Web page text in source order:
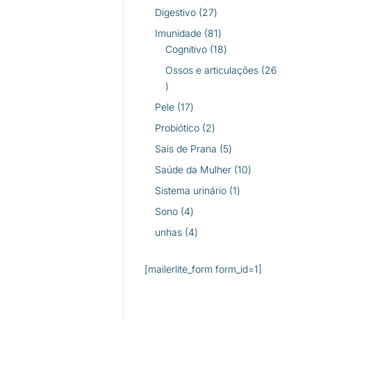
produtos
Digestivo 2727
produtos
Imunidade 8181
produtos
Cognitivo 1818
produtos
Ossos e articulações 26
26
produtos
Pele 1717
produtos
Probiótico 22
produtos
Sais de Prana 55
produtos
Saúde da Mulher 1010
Sistema urinário 11
Sono 44
produtos
unhas 44
[mailerlite_form form_id=1]